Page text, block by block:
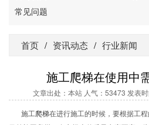
常见问题
首页 / 资讯动态 / 行业新闻
施工爬梯在使用中
文章出处：本站 人气：53473 发表
施工爬梯在进行施工的时候，要根据工